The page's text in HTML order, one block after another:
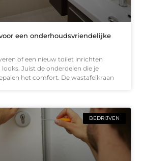
een onderhoudsvriendelijke
of een nieuw toilet inrichten
Juist de onderdelen die je
het comfort. De wastafelkraan
BEDRIJVEN